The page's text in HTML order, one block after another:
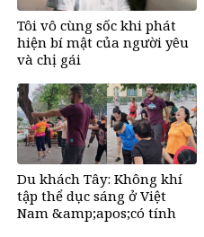
Tôi vô cùng sốc khi phát
hiện bí mật của người yêu
và chị gái
Du khách Tây: Không khí
tập thể dục sáng ở Việt
Nam &amp;apos;có tính